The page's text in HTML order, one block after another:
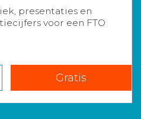
presentaties en
voor een FTO
Gratis